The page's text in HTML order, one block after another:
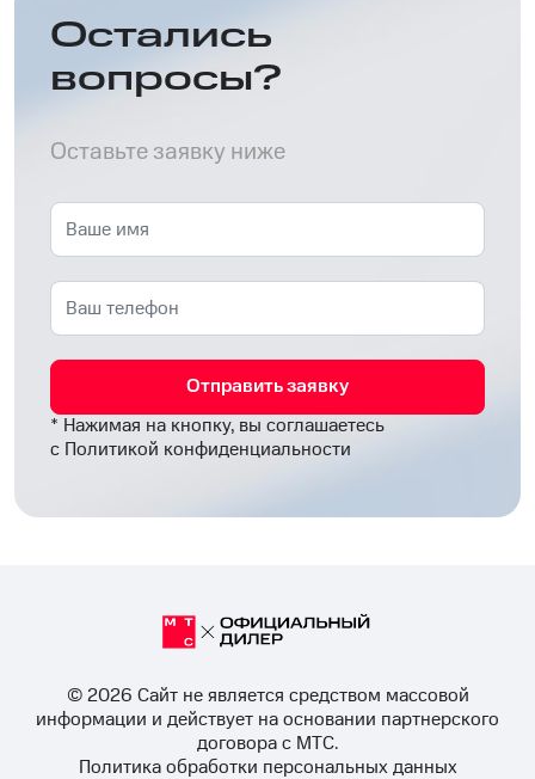
Остались
вопросы?
Оставьте заявку ниже
Отправить заявку
* Нажимая на кнопку, вы соглашаетесь
с Политикой конфиденциальности
© 2026 Cайт не является средством массовой
информации и действует на основании партнерского
договора с МТС.
Политика обработки персональных данных